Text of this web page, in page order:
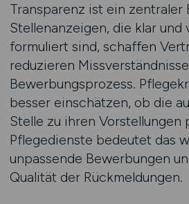
Transparenz ist ein zentraler
Stellenanzeigen, die klar und
formuliert sind, schaffen
reduzieren
Bewerbungsprozess.
besser einschätzen, ob die
Stelle zu ihren Vorstellungen
Pflegedienste bedeutet das
unpassende Bewerbungen
Qualität der Rückmeldungen.